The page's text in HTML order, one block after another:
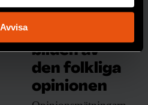
personliga uppgifter
för att anpassa innehållet
tillhandahålla funktioner
Avvisa
Gallup
bilden av
den folkliga
opinionen